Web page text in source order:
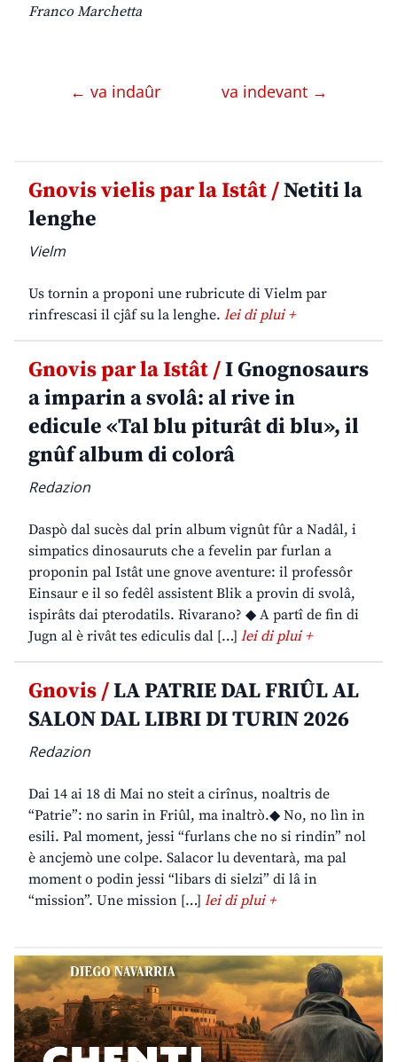
Franco Marchetta
← va indaûr va indevant →
Gnovis vielis par la Istât /Netiti la
lenghe
Vielm
Us tornin a proponi une rubricute di Vielm par
rinfrescasi il cjâf su la lenghe. lei di plui +
Gnovis par la Istât /I Gnognosaurs
a imparin a svolâ: al rive in
edicule «Tal blu piturât di blu», il
gnûf album di colorâ
Redazion
Daspò dal sucès dal prin album vignût fûr a Nadâl, i
simpatics dinosauruts che a fevelin par furlan a
proponin pal Istât une gnove aventure: il professôr
Einsaur e il so fedêl assistent Blik a provin di svolâ,
ispirâts dai pterodatils. Rivarano? ◆ A partî de fin di
Jugn al è rivât tes ediculis dal […] lei di plui +
Gnovis /LA PATRIE DAL FRIÛL AL
SALON DAL LIBRI DI TURIN 2026
Redazion
Dai 14 ai 18 di Mai no steit a cirînus, noaltris de
“Patrie”: no sarin in Friûl, ma inaltrò.◆ No, no lìn in
esili. Pal moment, jessi “furlans che no si rindin” nol
è ancjemò une colpe. Salacor lu deventarà, ma pal
moment o podin jessi “libars di sielzi” di lâ in
“mission”. Une mission […] lei di plui +